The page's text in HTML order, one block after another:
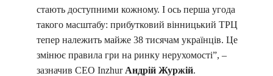
стають доступними кожному. І ось перша угода
такого масштабу: прибутковий вінницький ТРЦ
тепер належить майже 38 тисячам українців. Це
змінює правила гри на ринку нерухомості”, –
зазначив СЕО Inzhur Андрій Журжій.